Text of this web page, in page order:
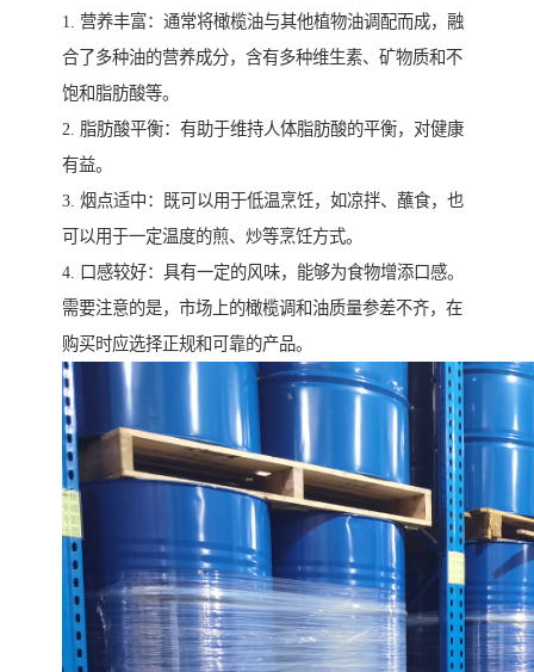
1. 营养丰富：通常将橄榄油与其他植物油调配而成，融
合了多种油的营养成分，含有多种维生素、矿物质和不
饱和脂肪酸等。
2. 脂肪酸平衡：有助于维持人体脂肪酸的平衡，对健康
有益。
3. 烟点适中：既可以用于低温烹饪，如凉拌、蘸食，也
可以用于一定温度的煎、炒等烹饪方式。
4. 口感较好：具有一定的风味，能够为食物增添口感。
需要注意的是，市场上的橄榄调和油质量参差不齐，在
购买时应选择正规和可靠的产品。